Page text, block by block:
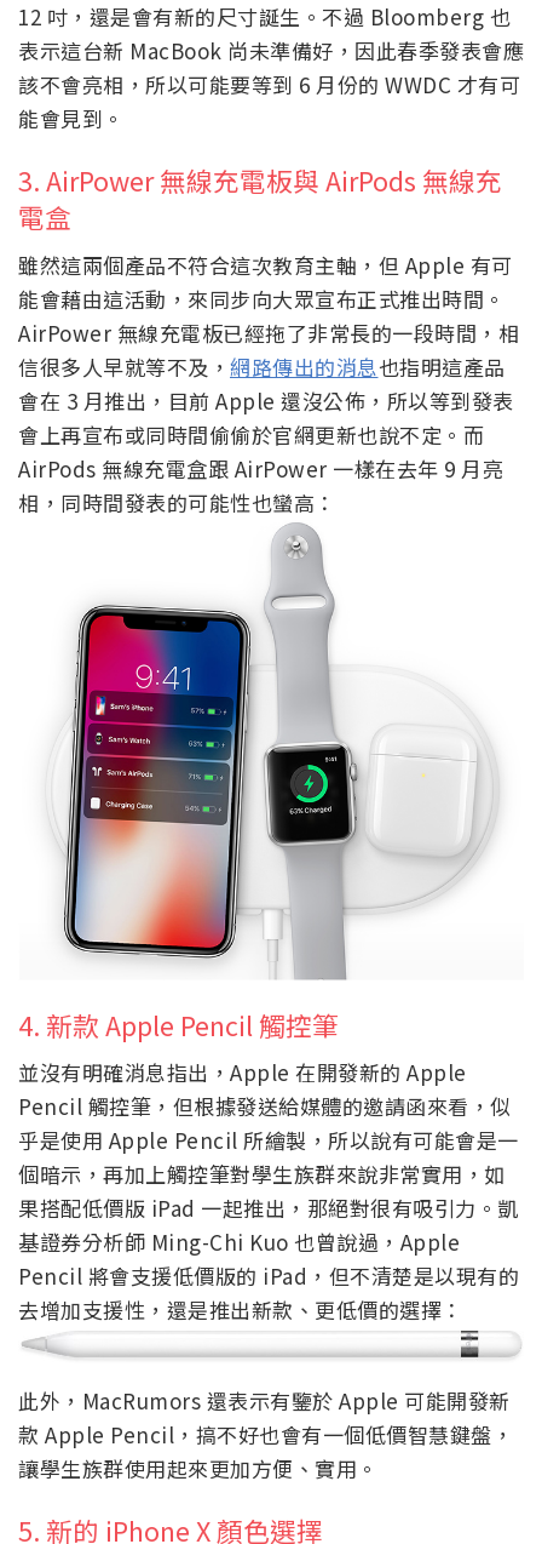
12 吋，還是會有新的尺寸誕生。不過 Bloomberg 也
表示這台新 MacBook 尚未準備好，因此春季發表會應
該不會亮相，所以可能要等到 6 月份的 WWDC 才有可
能會見到。
3. AirPower 無線充電板與 AirPods 無線充
電盒
雖然這兩個產品不符合這次教育主軸，但 Apple 有可
能會藉由這活動，來同步向大眾宣布正式推出時間。
AirPower 無線充電板已經拖了非常長的一段時間，相
信很多人早就等不及， 網路傳出的消息也指明這產品
會在 3 月推出，目前 Apple 還沒公佈，所以等到發表
會上再宣布或同時間偷偷於官網更新也說不定。而
AirPods 無線充電盒跟 AirPower 一樣在去年 9 月亮
相，同時間發表的可能性也蠻高：
4. 新款 Apple Pencil 觸控筆
並沒有明確消息指出，Apple 在開發新的 Apple
Pencil 觸控筆，但根據發送給媒體的邀請函來看，似
乎是使用 Apple Pencil 所繪製，所以說有可能會是一
個暗示，再加上觸控筆對學生族群來說非常實用，如
果搭配低價版 iPad 一起推出，那絕對很有吸引力。凱
基證券分析師 Ming-Chi Kuo 也曾說過，Apple
Pencil 將會支援低價版的 iPad，但不清楚是以現有的
去增加支援性，還是推出新款、更低價的選擇：
此外，MacRumors 還表示有鑒於 Apple 可能開發新
款 Apple Pencil，搞不好也會有一個低價智慧鍵盤，
讓學生族群使用起來更加方便、實用。
5. 新的 iPhone X 顏色選擇